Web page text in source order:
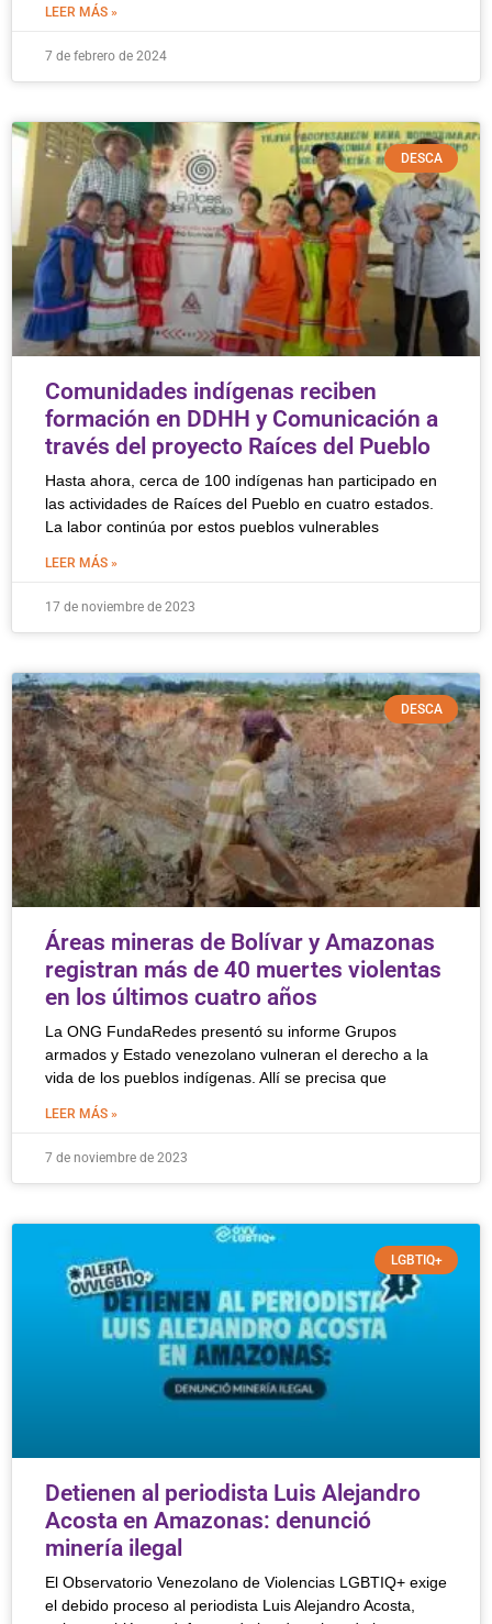
LEER MÁS »
7 de febrero de 2024
DESCA
Comunidades indígenas reciben
formación en DDHH y Comunicación a
través del proyecto Raíces del Pueblo
Hasta ahora, cerca de 100 indígenas han participado en
las actividades de Raíces del Pueblo en cuatro estados.
La labor continúa por estos pueblos vulnerables
LEER MÁS »
17 de noviembre de 2023
DESCA
Áreas mineras de Bolívar y Amazonas
registran más de 40 muertes violentas
en los últimos cuatro años
La ONG FundaRedes presentó su informe Grupos
armados y Estado venezolano vulneran el derecho a la
vida de los pueblos indígenas. Allí se precisa que
LEER MÁS »
7 de noviembre de 2023
LGBTIQ+
Detienen al periodista Luis Alejandro
Acosta en Amazonas: denunció
minería ilegal
El Observatorio Venezolano de Violencias LGBTIQ+ exige
el debido proceso al periodista Luis Alejandro Acosta,